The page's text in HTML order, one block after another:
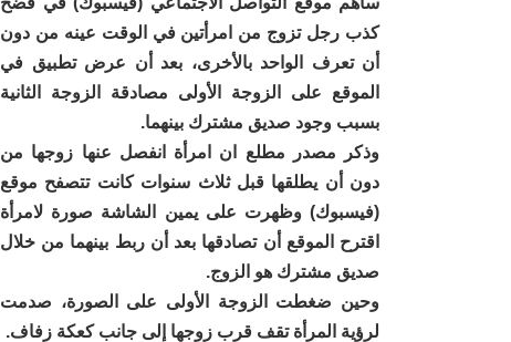
كذب رجل تزوج من امرأتين في الوقت عينه من دون
أن تعرف الواحد بالأخرى، بعد أن عرض تطبيق في
الموقع على الزوجة الأولى مصادقة الزوجة الثانية
بسبب وجود صديق مشترك بينهما.
وذكر مصدر مطلع ان امرأة انفصل عنها زوجها من
دون أن يطلقها قبل ثلاث سنوات كانت تتصفح موقع
(فيسبوك) وظهرت على يمين الشاشة صورة لامرأة
اقترح الموقع أن تصادقها بعد أن ربط بينهما من خلال
صديق مشترك هو الزوج.
وحين ضغطت الزوجة الأولى على الصورة، صدمت
لرؤية المرأة تقف قرب زوجها إلى جانب كعكة زفاف.